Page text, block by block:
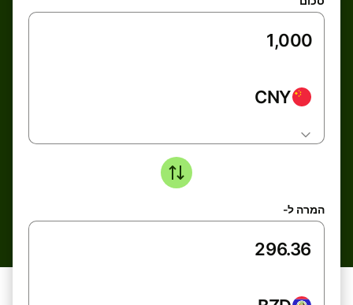
CNY
המרה ל-